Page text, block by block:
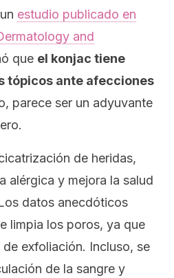
estudio publicado en
and
que el konjac tiene
tópicos ante afecciones
parece ser un adyuvante
de heridas,
alérgica y mejora la salud
datos anecdóticos
limpia los poros, ya que
exfoliación. Incluso, se
de la sangre y